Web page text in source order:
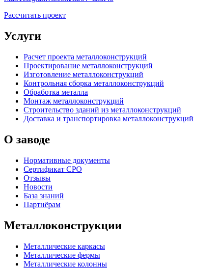
Рассчитать проект
Услуги
Расчет проекта металлоконструкций
Проектирование металлоконструкций
Изготовление металлоконструкций
Контрольная сборка металлоконструкций
Обработка металла
Монтаж металлоконструкций
Строительство зданий из металлоконструкций
Доставка и транспортировка металлоконструкций
О заводе
Нормативные документы
Сертификат СРО
Отзывы
Новости
База знаний
Партнёрам
Металлоконструкции
Металлические каркасы
Металлические фермы
Металлические колонны